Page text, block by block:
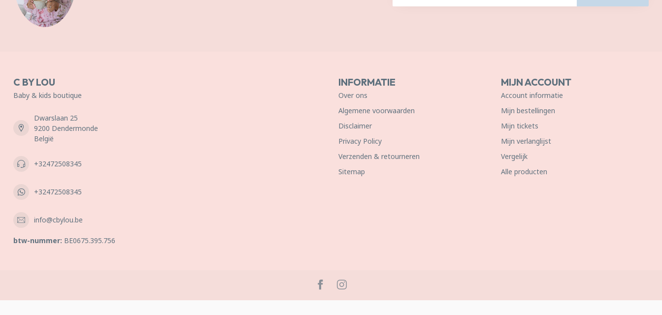
C BY LOU
Baby & kids boutique
Dwarslaan 25
9200 Dendermonde
België
+32472508345
+32472508345
info@cbylou.be
btw-nummer: BE0675.395.756
INFORMATIE
Over ons
Algemene voorwaarden
Disclaimer
Privacy Policy
Verzenden & retourneren
Sitemap
MIJN ACCOUNT
Account informatie
Mijn bestellingen
Mijn tickets
Mijn verlanglijst
Vergelijk
Alle producten